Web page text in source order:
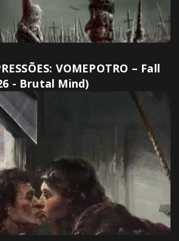
VOMEPOTRO – Fall
- Brutal Mind)